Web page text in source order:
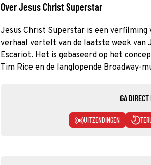
Over Jesus Christ Superstar
Jesus Christ Superstar is een
verhaal vertelt van de laatste week van
Escariot. Het is gebaseerd op het
Tim Rice en de langlopende Broadway-
GA DIRECT
UITZENDINGEN